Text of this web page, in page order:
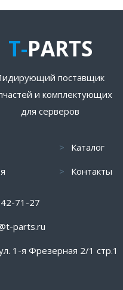
T-PARTS
поставщик
и комплектующих
для серверов
Каталог
Контакты
71-27
parts.ru
1-я Фрезерная 2/1 стр.1